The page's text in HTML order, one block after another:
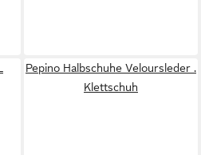
Pepino Halbschuhe Veloursleder .
Klettschuh